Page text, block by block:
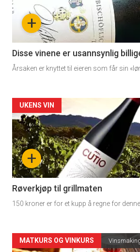
nå
3
+
Disse vinene er usannsynlig
Årsaken er knyttet til eieren som får sin
Forsiden
akkurat
nå
-
4
+
UKENS VIN
Røverkjøp til grillmaten
150 kroner er for et kupp å regne for
Forsiden
MATKURS OG VINKURS